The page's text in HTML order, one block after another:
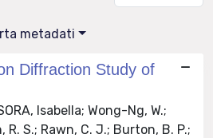
metadati
Diffraction Study of
Isabella; Wong-Ng, W.;
S.; Rawn, C. J.; Burton, B. P.;